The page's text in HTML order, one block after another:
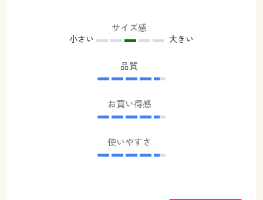
サイズ感
小さい 大きい
品質
お買い得感
使いやすさ